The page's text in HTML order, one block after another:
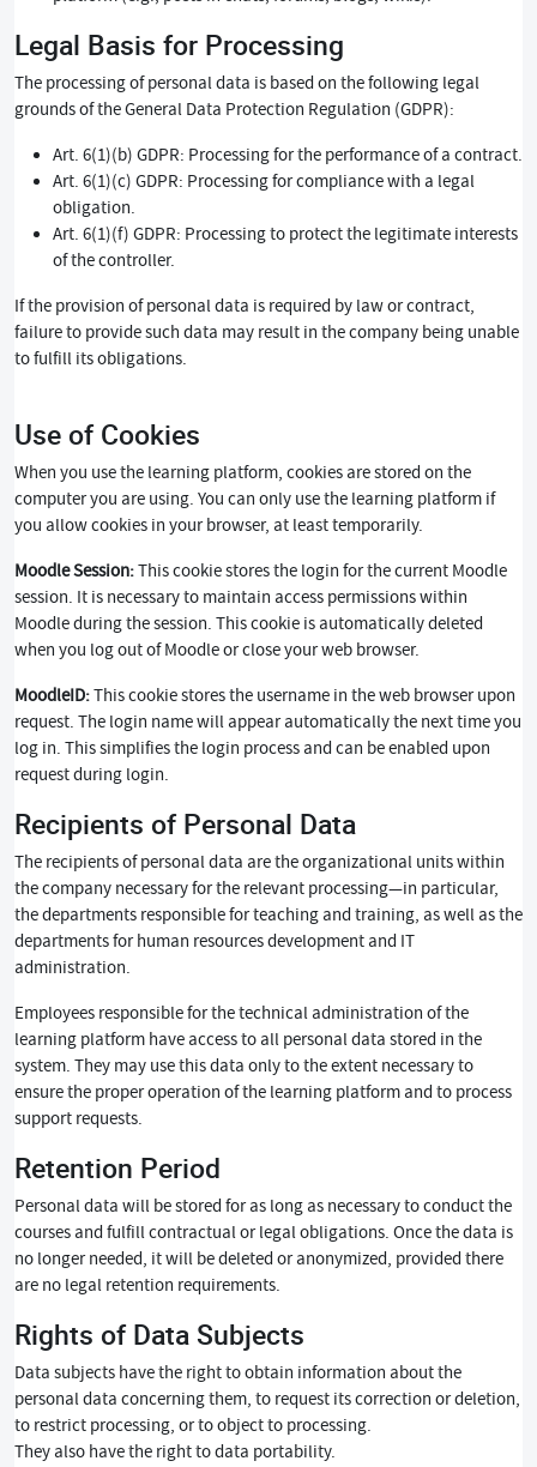
Legal Basis for Processing
The processing of personal data is based on the following legal
grounds of the General Data Protection Regulation (GDPR):
Art. 6(1)(b) GDPR: Processing for the performance of a contract.
Art. 6(1)(c) GDPR: Processing for compliance with a legal
obligation.
Art. 6(1)(f) GDPR: Processing to protect the legitimate interests
of the controller.
If the provision of personal data is required by law or contract,
failure to provide such data may result in the company being unable
to fulfill its obligations.
Use of Cookies
When you use the learning platform, cookies are stored on the
computer you are using. You can only use the learning platform if
you allow cookies in your browser, at least temporarily.
Moodle Session:This cookie stores the login for the current Moodle
session. It is necessary to maintain access permissions within
Moodle during the session. This cookie is automatically deleted
when you log out of Moodle or close your web browser.
MoodleID:This cookie stores the username in the web browser upon
request. The login name will appear automatically the next time you
log in. This simplifies the login process and can be enabled upon
request during login.
Recipients of Personal Data
The recipients of personal data are the organizational units within
the company necessary for the relevant processing—in particular,
the departments responsible for teaching and training, as well as the
departments for human resources development and IT
administration.
Employees responsible for the technical administration of the
learning platform have access to all personal data stored in the
system. They may use this data only to the extent necessary to
ensure the proper operation of the learning platform and to process
support requests.
Retention Period
Personal data will be stored for as long as necessary to conduct the
courses and fulfill contractual or legal obligations. Once the data is
no longer needed, it will be deleted or anonymized, provided there
are no legal retention requirements.
Rights of Data Subjects
Data subjects have the right to obtain information about the
personal data concerning them, to request its correction or deletion,
to restrict processing, or to object to processing.
They also have the right to data portability.